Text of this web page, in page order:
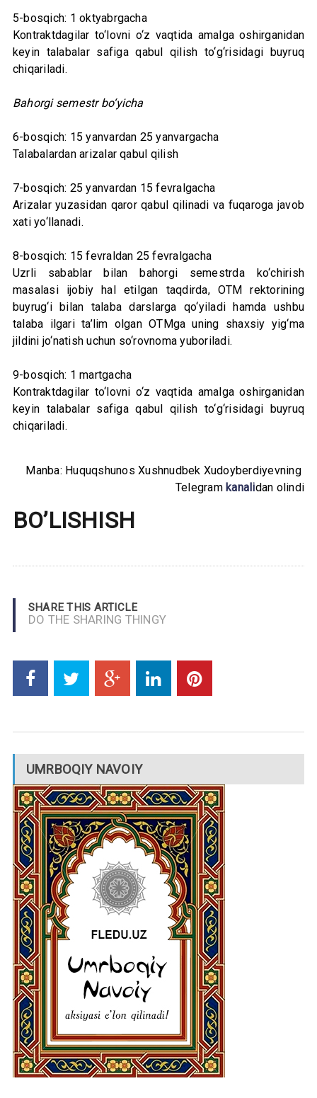
5-bosqich: 1 oktyabrgacha
Kontraktdagilar to‘lovni o‘z vaqtida amalga oshirganidan
keyin talabalar safiga qabul qilish to‘g‘risidagi buyruq
chiqariladi.
Bahorgi semestr bo‘yicha
6-bosqich: 15 yanvardan 25 yanvargacha
Talabalardan arizalar qabul qilish
7-bosqich: 25 yanvardan 15 fevralgacha
Arizalar yuzasidan qaror qabul qilinadi va fuqaroga javob
xati yo‘llanadi.
8-bosqich: 15 fevraldan 25 fevralgacha
Uzrli sabablar bilan bahorgi semestrda ko‘chirish
masalasi ijobiy hal etilgan taqdirda, OTM rektorining
buyrug‘i bilan talaba darslarga qo‘yiladi hamda ushbu
talaba ilgari ta’lim olgan OTMga uning shaxsiy yig‘ma
jildini jo‘natish uchun so‘rovnoma yuboriladi.
9-bosqich: 1 martgacha
Kontraktdagilar to‘lovni o‘z vaqtida amalga oshirganidan
keyin talabalar safiga qabul qilish to‘g‘risidagi buyruq
chiqariladi.
Manba: Huquqshunos Xushnudbek Xudoyberdiyevning
Telegram kanalidan olindi
BO’LISHISH
SHARE THIS ARTICLE
DO THE SHARING THINGY
UMRBOQIY NAVOIY